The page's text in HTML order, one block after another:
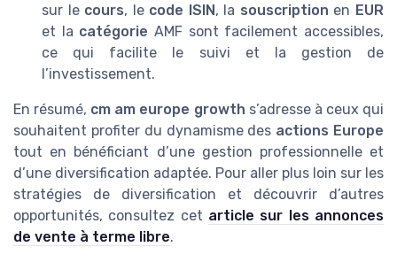
sur le cours, le code ISIN, la souscription en EUR
et la catégorie AMF sont facilement accessibles,
ce qui facilite le suivi et la gestion de
l’investissement.
En résumé, cm am europe growth s’adresse à ceux qui
souhaitent profiter du dynamisme des actions Europe
tout en bénéficiant d’une gestion professionnelle et
d’une diversification adaptée. Pour aller plus loin sur les
stratégies de diversification et découvrir d’autres
opportunités, consultez cet article sur les annonces
de vente à terme libre.